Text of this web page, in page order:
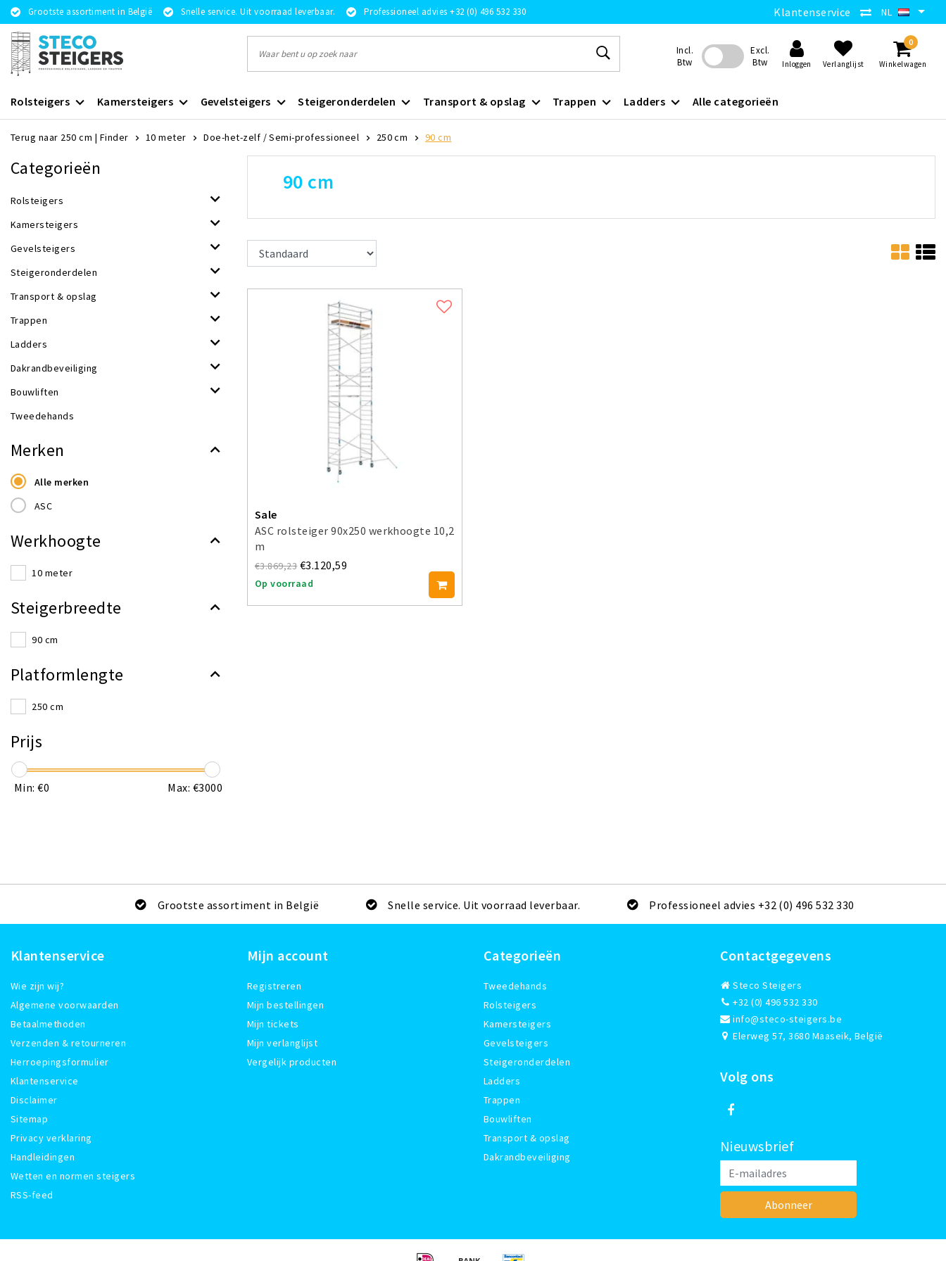
Grootste assortiment in België Snelle service. Uit voorraad leverbaar. Professioneel advies +32 (0) 496 532 330 Klantenservice NL
Incl.
Btw
Excl.
Btw
Inloggen Verlanglijst
0
Winkelwagen
Rolsteigers Kamersteigers Gevelsteigers Steigeronderdelen Transport & opslag Trappen Ladders Alle categorieën
Terug naar 250 cm | Finder 10 meter Doe-het-zelf / Semi-professioneel 250 cm 90 cm
Categorieën
Rolsteigers
Kamersteigers
Gevelsteigers
Steigeronderdelen
Transport & opslag
Trappen
Ladders
Dakrandbeveiliging
Bouwliften
Tweedehands
Merken
Alle merken
ASC
Werkhoogte
10 meter
Steigerbreedte
90 cm
Platformlengte
250 cm
Prijs
Min: €0 Max: €3000
90 cm
Sale
ASC rolsteiger 90x250 werkhoogte 10,2
m
€3.869,23 €3.120,59
Op voorraad
Grootste assortiment in België Snelle service. Uit voorraad leverbaar. Professioneel advies +32 (0) 496 532 330
Klantenservice
Wie zijn wij?
Algemene voorwaarden
Betaalmethoden
Verzenden & retourneren
Herroepingsformulier
Klantenservice
Disclaimer
Sitemap
Privacy verklaring
Handleidingen
Wetten en normen steigers
RSS-feed
Mijn account
Registreren
Mijn bestellingen
Mijn tickets
Mijn verlanglijst
Vergelijk producten
Categorieën
Tweedehands
Rolsteigers
Kamersteigers
Gevelsteigers
Steigeronderdelen
Ladders
Trappen
Bouwliften
Transport & opslag
Dakrandbeveiliging
Contactgegevens
Steco Steigers
+32 (0) 496 532 330
info@steco-steigers.be
Elerweg 57, 3680 Maaseik, België
Volg ons
Nieuwsbrief
Abonneer